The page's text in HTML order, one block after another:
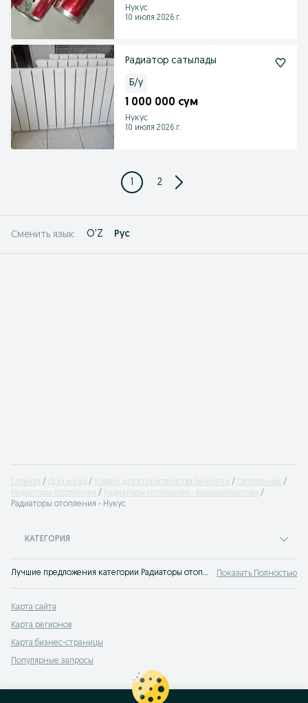
Нукус
10 июля 2026 г.
Радиатор сатылады
Б/у
1 000 000 сум
Нукус
10 июля 2026 г.
1 2
Сменить язык: O'Z Рус
Главная Дом и сад Товары для строительства/ремонта
Отопление
Радиаторы отопления
Радиаторы отопления - Каракалпакстан
Радиаторы отопления - Нукус
КАТЕГОРИЯ
Лучшие предложения категории Радиаторы отопления Нукус. Большой выбор товаров и услуг по выгодным ценам на OLX! Множество предложений на OLX.uz! Показать Полностью
Карта сайта
Карта регионов
Карта бизнес-страницы
Популярные запросы